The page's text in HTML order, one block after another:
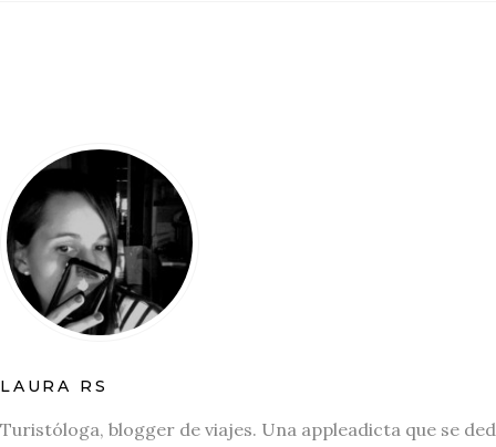
LAURA RS
Turistóloga, blogger de viajes. Una appleadicta que se